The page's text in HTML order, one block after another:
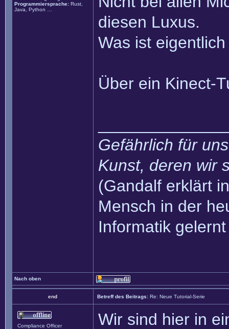
Programmiersprache: Rust,
Java, Python …
diesen Luxus.
Was ist
Über ein Kinect-
Gefährlich für
Kunst, deren wir
(Gandalf erklärt
Mensch in der
Informatik
Nach oben
end Betreff des Beitrags: Re: Neue Tutorial-Serie
Compliance Officer
Wir sind hier in